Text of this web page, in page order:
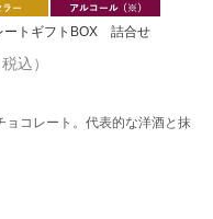
ートギフトBOX 詰合せ
込）
ョコレート。代表的な洋酒と抹